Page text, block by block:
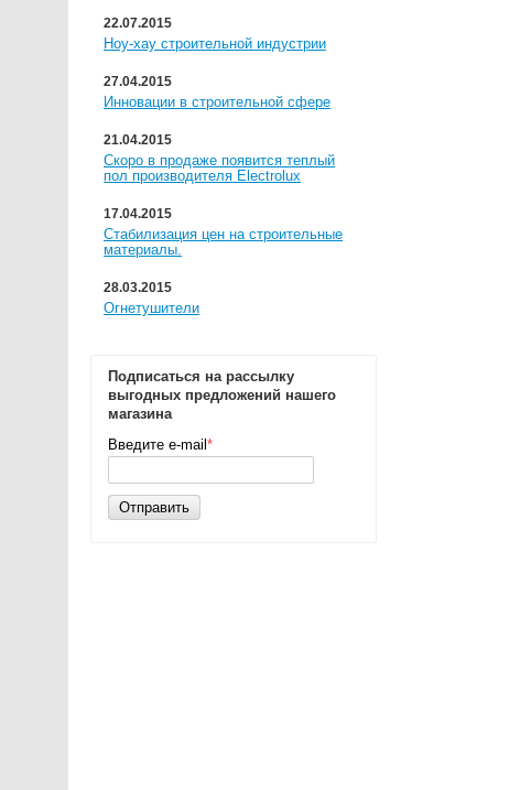
22.07.2015
Ноу-хау строительной индустрии
27.04.2015
Инновации в строительной сфере
21.04.2015
Скоро в продаже появится теплый
пол производителя Electrolux
17.04.2015
Стабилизация цен на строительные
материалы.
28.03.2015
Огнетушители
Подписаться на рассылку
выгодных предложений нашего
магазина
Введите e-mail *
Отправить